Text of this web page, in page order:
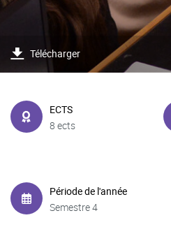
Télécharger
ECTS
8 ects
Période de l'année
Semestre 4